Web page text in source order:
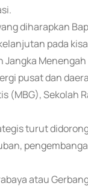
diharapkan
pada
pusat dan
(MBG),
turut
atau